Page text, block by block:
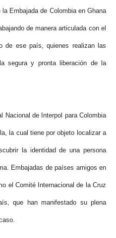
Embajada de Colombia en Ghana
de manera articulada con el
de ese país, quienes realizan las
segura y pronta liberación de la
Nacional de Interpol para Colombia
la cual tiene por objeto localizar a
la identidad de una persona
Embajadas de países amigos en
el Comité Internacional de la Cruz
que han manifestado su plena